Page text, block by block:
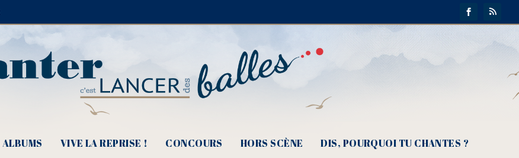
ALBUMS VIVE LA REPRISE ! CONCOURS HORS SCÈNE DIS, POURQUOI TU CHANTES ?